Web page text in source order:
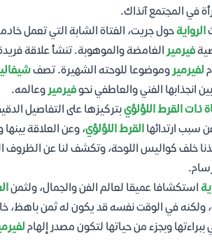
في المجتمع آنذاك.
الروايةحول جريت، الفتاة الشابة التي تعمل
فيرمير الغامضة والموهوبة. تنشأ علاقة
لفيرميروموضوعا للوحته الشهيرة. تصف
انجذابها الفني والعاطفي نحوفيرميروعالمه.
ذات القرط اللؤلؤيبتركيزها على التفاصيل
سبب ارتدائها القرط اللؤلؤي، وعن العلاقة
خلف كواليس اللوحة، وتكشف لنا عن
استكشافا عميقا لعالم الفن والجمال، ولثمن
ولكنه في الوقت نفسه قد يكون له ثمن باهظ،
وبجزء من حياتها لتكون مصدر إلهام